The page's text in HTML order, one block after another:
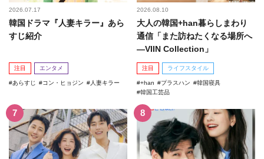
2026.07.17
韓国ドラマ『人妻キラー』あら
すじ紹介
注目 エンタメ
あらすじ コン・ヒョジン 人妻キラー
2026.08.10
大人の韓国+han暮らしまわり
通信「また訪ねたくなる場所へ
―VIIN Collection」
注目 ライフスタイル
+han プラスハン
韓国寝具
韓国工芸品